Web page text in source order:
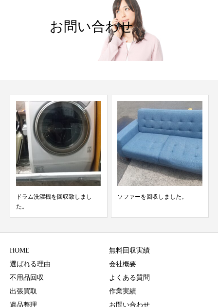
お問い合わせ
ドラム洗濯機を回収致しまし
た。
ソファーを回収しました。
HOME
選ばれる理由
不用品回収
出張買取
遺品整理
無料回収実績
会社概要
よくある質問
作業実績
お問い合わせ